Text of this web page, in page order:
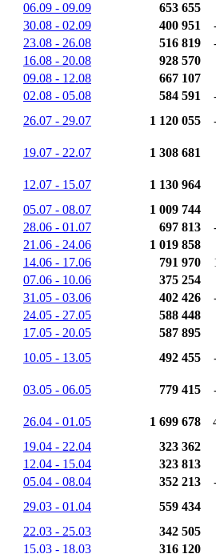
06.09 - 09.09
653 655
30.08 - 02.09
400 951
23.08 - 26.08
516 819
16.08 - 20.08
928 570
09.08 - 12.08
667 107
02.08 - 05.08
584 591
26.07 - 29.07
1 120 055
19.07 - 22.07 1 308 681
12.07 - 15.07 1 130 964
05.07 - 08.07
1 009 744
28.06 - 01.07
697 813
21.06 - 24.06
1 019 858
14.06 - 17.06
791 970
07.06 - 10.06
375 254
31.05 - 03.06
402 426
24.05 - 27.05
588 448
17.05 - 20.05
587 895
10.05 - 13.05
492 455
03.05 - 06.05 779 415
26.04 - 01.05 1 699 678
19.04 - 22.04
323 362
12.04 - 15.04
323 813
05.04 - 08.04
352 213
29.03 - 01.04
559 434
22.03 - 25.03
342 505
15.03 - 18.03
316 120